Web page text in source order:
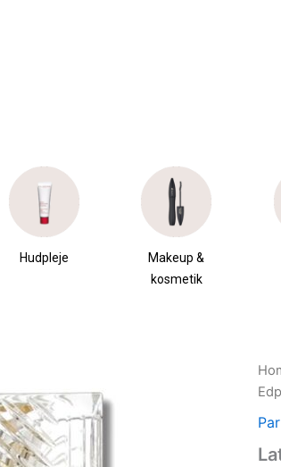
Hudpleje
Makeup &
kosmetik
Edp